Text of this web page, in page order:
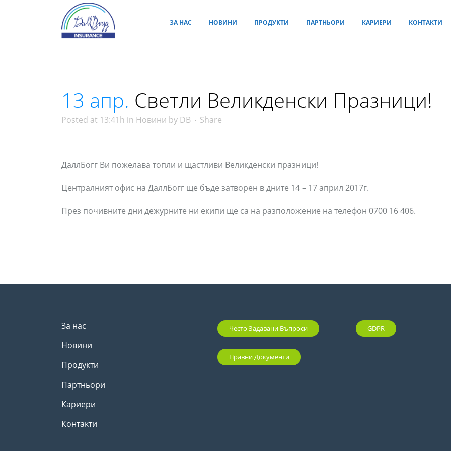
ЗА НАС НОВИНИ ПРОДУКТИ ПАРТНЬОРИ КАРИЕРИ КОНТАКТИ
13 апр. Светли Великденски Празници!
Posted at 13:41h in Новини by DB Share
ДаллБогг Ви пожелава топли и щастливи Великденски празници!
Централният офис на ДаллБогг ще бъде затворен в дните 14 – 17 април 2017г.
През почивните дни дежурните ни екипи ще са на разположение на телефон 0700 16 406.
За нас
Новини
Продукти
Партньори
Кариери
Контакти
Често Задавани Въпроси
Правни Документи
GDPR